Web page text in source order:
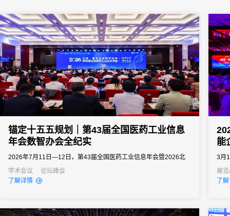
锚定十五五规划｜第43届全国医药工业信息
年会数智办会全纪实
2026年7月11日—12日，第43届全国医药工业信息年会暨2026北
京・昌平生命科学论坛落地北京昌平石油科技交流中心。大会由北
京市经信局、北京市药监局、昌平区政府等多部门联合主办，中国
学术会议
论坛峰会
了解详情
能
3月
家
展
了